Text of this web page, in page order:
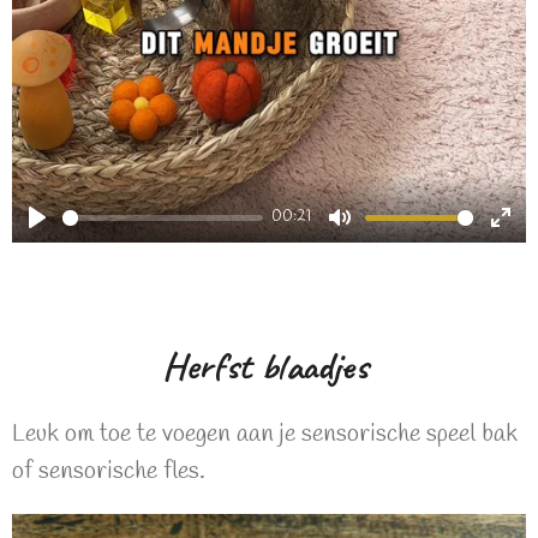
P
00:21
M
e
E
r
Herfst blaadjes
Leuk om toe te voegen aan je sensorische speel bak
of sensorische fles.